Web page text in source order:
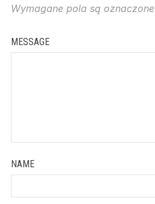
Wymagane pola są oznaczone
MESSAGE
NAME